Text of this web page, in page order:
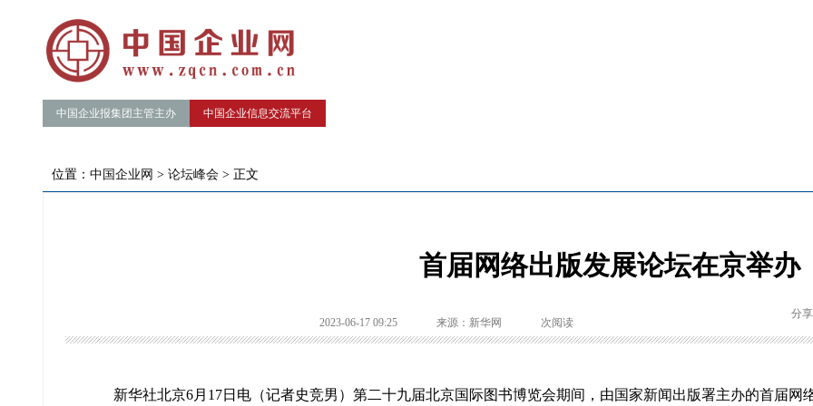
中国企业报集团主管主办 中国企业信息交流平台
位置： 中国企业网 > 论坛峰会 > 正文
首届网络出版发展论坛在京举办
2023-06-17 09:25 来源：新华网 次阅读
分
新华社北京6月17日电（记者史竞男）第二十九届北京国际图书博览会期间，由国家新闻出版署主办的首届网